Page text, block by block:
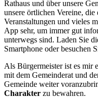
Rathaus und über unsere
unsere örtlichen Vereine,
Veranstaltungen und vieles
App sehr, um immer gut
unterwegs sind. Laden Sie
Smartphone oder besuchen
Als Bürgermeister ist es mir
mit dem Gemeinderat und
Gemeinde weiter
Charakter zu bewahren.